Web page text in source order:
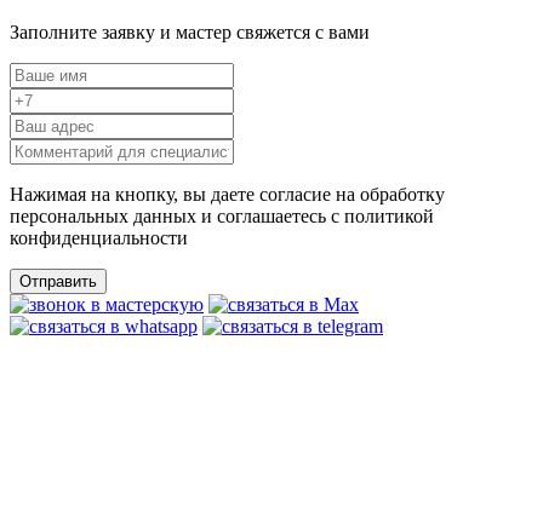
Заполните заявку и мастер свяжется с вами
Нажимая на кнопку, вы даете согласие на обработку
персональных данных и соглашаетесь c политикой
конфиденциальности
Отправить